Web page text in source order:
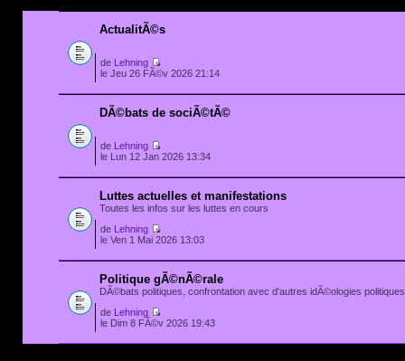
ActualitÃ©s
de
Lehning
le Jeu 26 FÃ©v 2026 21:14
DÃ©bats de sociÃ©tÃ©
de
Lehning
le Lun 12 Jan 2026 13:34
Luttes actuelles et manifestations
Toutes les infos sur les luttes en cours
de
Lehning
le Ven 1 Mai 2026 13:03
Politique gÃ©nÃ©rale
DÃ©bats politiques, confrontation avec d'autres idÃ©ologies
de
Lehning
le Dim 8 FÃ©v 2026 19:43